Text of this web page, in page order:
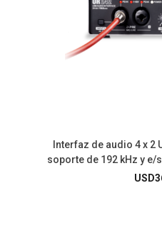
Interfaz de audio 4 x 2
soporte de 192 kHz y e/
USD